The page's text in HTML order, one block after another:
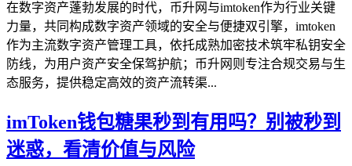
在数字资产蓬勃发展的时代，币升网与imtoken作为行业关键
力量，共同构成数字资产领域的安全与便捷双引擎，imtoken
作为主流数字资产管理工具，依托成熟加密技术筑牢私钥安全
防线，为用户资产安全保驾护航；币升网则专注合规交易与生
态服务，提供稳定高效的资产流转渠...
imToken钱包糖果秒到有用吗？别被秒到
迷惑，看清价值与风险